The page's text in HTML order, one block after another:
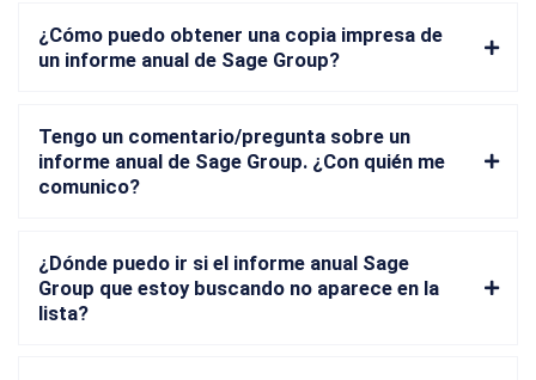
¿Cómo puedo obtener una copia impresa de
un informe anual de Sage Group?
Tengo un comentario/pregunta sobre un
informe anual de Sage Group. ¿Con quién me
comunico?
¿Dónde puedo ir si el informe anual Sage
Group que estoy buscando no aparece en la
lista?